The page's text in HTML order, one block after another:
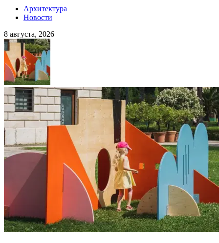
Архитектура
Новости
8 августа, 2026